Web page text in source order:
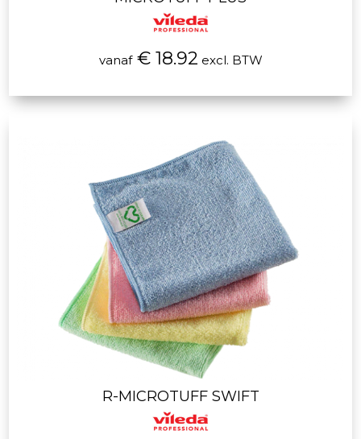
vanaf€ 18.92 excl. BTW
R-MICROTUFF SWIFT